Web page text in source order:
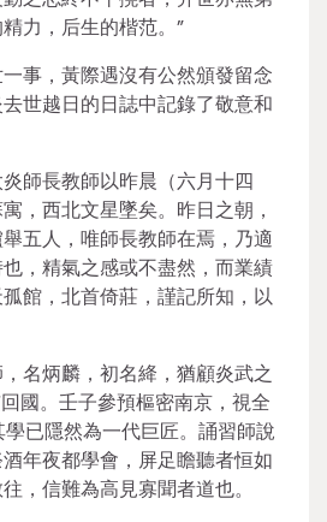
力，后生的楷范。”
事，黃際遇沒有公然頒發留念
世越日的日誌中記錄了敬意和
師長教師以昨晨（六月十四
，西北文星墜矣。昨日之朝，
五人，唯師長教師在焉，乃適
，精氣之感或不盡然，而業績
館，北首倚莊，謹記所知，以
名炳麟，初名絳，猶顧炎武之
國。壬子參預樞密南京，視全
已隱然為一代巨匠。誦習師說
年夜都學會，屏足瞻聽者恒如
，信難為高見寡聞者道也。